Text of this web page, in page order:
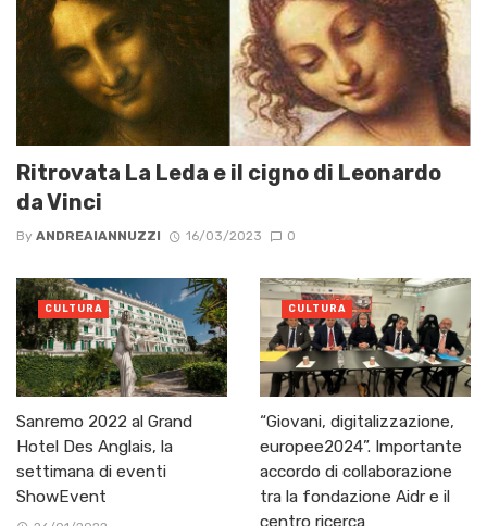
Ritrovata La Leda e il cigno di Leonardo
da Vinci
By ANDREAIANNUZZI 16/03/2023 0
Sanremo 2022 al Grand
Hotel Des Anglais, la
settimana di eventi
ShowEvent
CULTURA
“Giovani, digitalizzazione,
europee2024”. Importante
accordo di collaborazione
tra la fondazione Aidr e il
CULTURA